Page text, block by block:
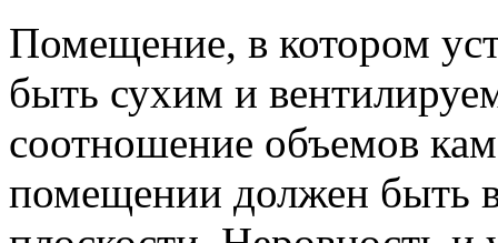
Помещение, в котором
быть сухим и
соотношение объемов
помещении должен быть